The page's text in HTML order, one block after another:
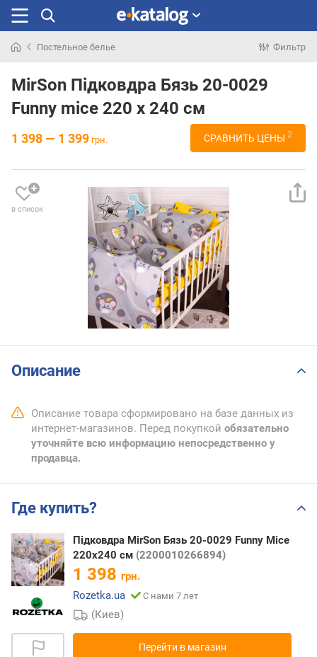
раньше
Постельное белье Фильтр
MirSon Підковдра Бязь 20-0029
Funny mice 220 x 240 см
1 398 — 1 399 грн. СРАВНИТЬ ЦЕНЫ 2
в список
Описание
Описание товара сформировано на базе данных из
интернет-магазинов. Перед покупкой обязательно
уточняйте всю информацию непосредственно у
продавца.
Где купить?
Підковдра MirSon Бязь 20-0029 Funny Mice
220х240 см (2200010266894)
1 398 грн.
Rozetka.ua
С нами 7 лет
(Киев)
Перейти в магазин